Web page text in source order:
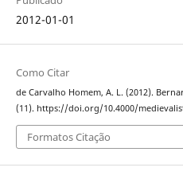
2012-01-01
Como Citar
de Carvalho Homem, A. L. (2012).
(11). https://doi.org/10.4000/
Formatos Citação